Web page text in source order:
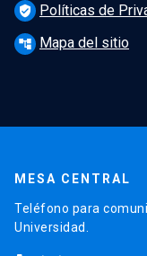
verified_user Políticas de
account_tree Mapa del sitio
MESA CENTRAL
Teléfono para
Universidad.